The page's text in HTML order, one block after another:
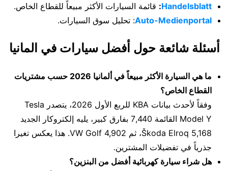
Handelsblatt
: قائمة السيارات الأكثر مبيعاً للقطاع الخاص.
Auto-Medienportal: تحليل سوق السيارات.
أسئلة شائعة حول أفضل سيارات في المانيا
ما هي السيارة الأكثر مبيعاً في ألمانيا 2026 حسب مشتريات
القطاع الخاص؟
وفقاً لأحدث بيانات KBA للربع الأول 2026، يتصدر Tesla
Model Y القائمة 7,440 بفارق كبير، يليه إلكتروكار الجديد
Škoda Elroq 5,168، ثم VW Golf 4,902. هذا يعكس تغيرا
جذرياً في تفضيلات المشترين.
هل شراء سيارة كهربائية أفضل من البنزين؟